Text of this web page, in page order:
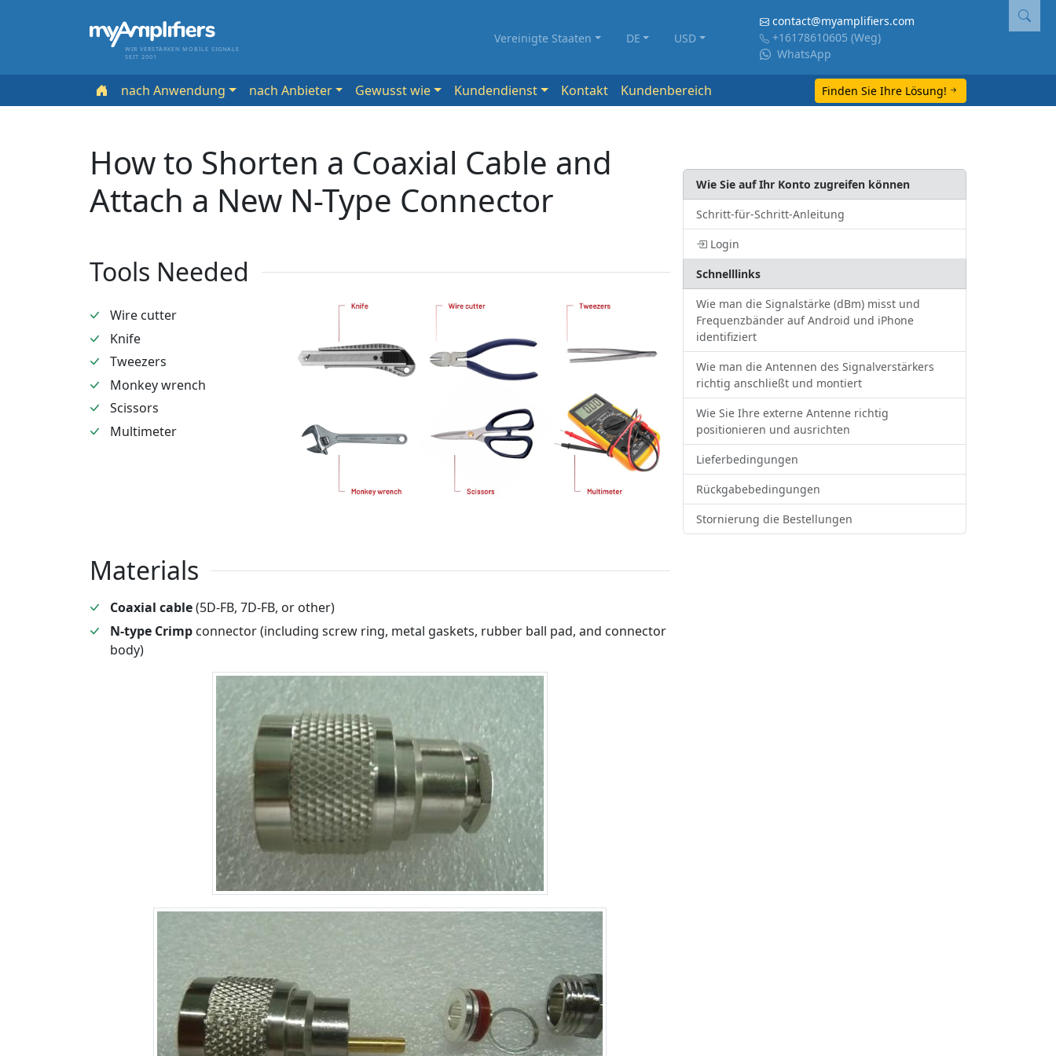
WIR VERSTÄRKEN MOBILE SIGNALE
SEIT 2001
Vereinigte Staaten DE USD
contact@myamplifiers.com
+16178610605 (Weg)
WhatsApp
nach Anwendung nach Anbieter Gewusst wie Kundendienst Kontakt Kundenbereich Finden Sie Ihre Lösung!
How to Shorten a Coaxial Cable and
Attach a New N-Type Connector
Tools Needed
Wire cutter
Knife
Tweezers
Monkey wrench
Scissors
Multimeter
Materials
Coaxial cable(5D-FB, 7D-FB, or other)
N-type Crimpconnector (including screw ring, metal gaskets, rubber ball pad, and connector
body)
Wie Sie auf Ihr Konto zugreifen können
Schritt-für-Schritt-Anleitung
Login
Schnelllinks
Wie man die Signalstärke (dBm) misst und
Frequenzbänder auf Android und iPhone
identifiziert
Wie man die Antennen des Signalverstärkers
richtig anschließt und montiert
Wie Sie Ihre externe Antenne richtig
positionieren und ausrichten
Lieferbedingungen
Rückgabebedingungen
Stornierung die Bestellungen